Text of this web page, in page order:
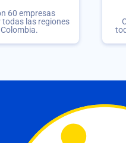
60 empresas
todas las regiones